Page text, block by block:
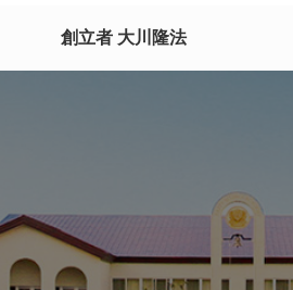
創立者 大川隆法